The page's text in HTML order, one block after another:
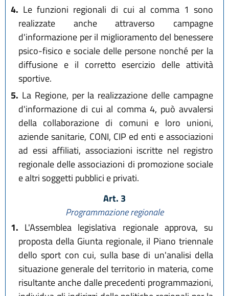
4. Le funzioni regionali di cui al comma 1 sono
realizzate anche attraverso campagne
d'informazione per il miglioramento del benessere
psico-fisico e sociale delle persone nonché per la
diffusione e il corretto esercizio delle attività
sportive.
5. La Regione, per la realizzazione delle campagne
d'informazione di cui al comma 4, può avvalersi
della collaborazione di comuni e loro unioni,
aziende sanitarie, CONI, CIP ed enti e associazioni
ad essi affiliati, associazioni iscritte nel registro
regionale delle associazioni di promozione sociale
e altri soggetti pubblici e privati.
Art. 3
Programmazione regionale
1. L'Assemblea legislativa regionale approva, su
proposta della Giunta regionale, il Piano triennale
dello sport con cui, sulla base di un'analisi della
situazione generale del territorio in materia, come
risultante anche dalle precedenti programmazioni,